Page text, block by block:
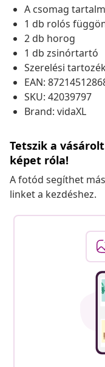
A csomag
1 db rolós
2 db horog
1 db zsinórtartó
Szerelési
EAN:
SKU: 42039797
Brand: vidaXL
Tetszik a
képet róla!
A fotód segíthet
linket a kezdéshez.